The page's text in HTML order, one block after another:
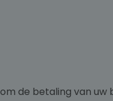
de betaling van